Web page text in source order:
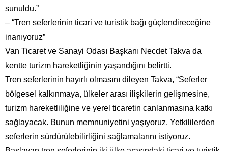
sunuldu.”
– “Tren seferlerinin ticari ve turistik bağı güçlendireceğine
inanıyoruz”
Van Ticaret ve Sanayi Odası Başkanı Necdet Takva da
kentte turizm hareketliğinin yaşandığını belirtti.
Tren seferlerinin hayırlı olmasını dileyen Takva, “Seferler
bölgesel kalkınmaya, ülkeler arası ilişkilerin gelişmesine,
turizm hareketliliğine ve yerel ticaretin canlanmasına katkı
sağlayacak. Bunun memnuniyetini yaşıyoruz. Yetkililerden
seferlerin sürdürülebilirliğini sağlamalarını istiyoruz.